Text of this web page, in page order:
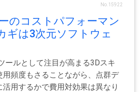
No.15922
のコストパフォーマン
ギは3次元ソフトウェ
ールとして注目が高まる3Dスキ
用頻度もさることながら、点群デ
用するかで費用対効果は異なり